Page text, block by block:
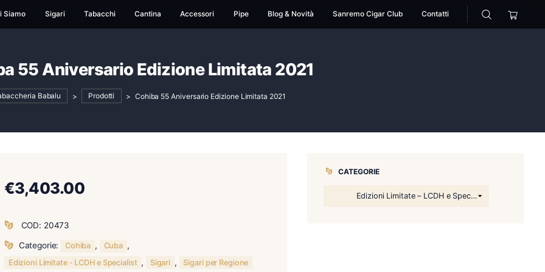
Chi Siamo Sigari Tabacchi Cantina Accessori Pipe Blog & Novità Sanremo Cigar Club
55 Aniversario Edizione Limitata 2021
€3,403.00
COD:20473
CATEGORIE